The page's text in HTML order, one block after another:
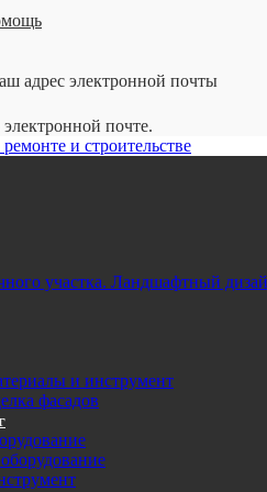
адрес электронной почты
почте.
и строительстве
участка. Ландшафтный
и инструмент
фасадов